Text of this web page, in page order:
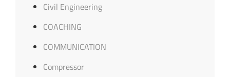
Civil Engineering
COACHING
COMMUNICATION
Compressor